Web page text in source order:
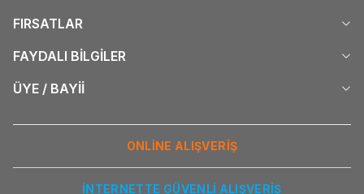
FIRSATLAR
FAYDALI BİLGİLER
ÜYE / BAYİİ
ONLİNE ALIŞVERİŞ
İNTERNETTE GÜVENLİ ALIŞVERİŞ